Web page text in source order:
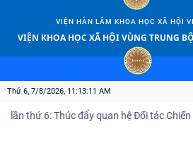
VIỆN HÀN LÂM KHOA HỌC XÃ HỘI
VIỆN KHOA HỌC XÃ HỘI VÙNG TRUNG
Thứ 6, 7/8/2026, 11:13:13 AM
Thúc đẩy quan hệ Đối tác Chiến lược